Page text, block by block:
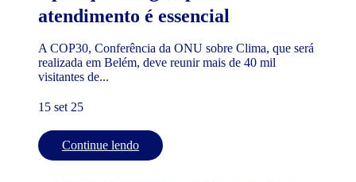
atendimento é essencial
A COP30, Conferência da ONU sobre Clima, que será
realizada em Belém, deve reunir mais de 40 mil
visitantes de...
15 set 25
Continue lendo